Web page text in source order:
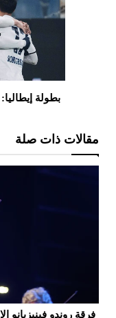
بطولة
مقالات ذات صلة
فرقة روندو فينيزيانو